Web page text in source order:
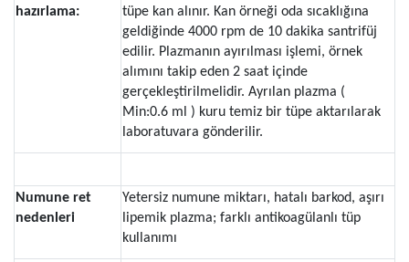
hazırlama:
tüpe kan alınır. Kan örneği oda sıcaklığına
geldiğinde 4000 rpm de 10 dakika santrifüj
edilir. Plazmanın ayırılması işlemi, örnek
alımını takip eden 2 saat içinde
gerçekleştirilmelidir. Ayrılan plazma (
Min:0.6 ml ) kuru temiz bir tüpe aktarılarak
laboratuvara gönderilir.
Numune ret
nedenleri
Yetersiz numune miktarı, hatalı barkod, aşırı
lipemik plazma; farklı antikoagülanlı tüp
kullanımı